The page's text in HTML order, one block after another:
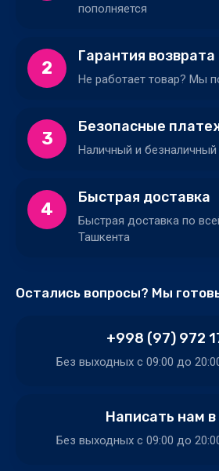
пополняется
2
Гарантия возврата
Не работает товар? Мы
3
Безопасные
Наличный и безналичный
4
Быстрая доставка
Быстрая доставка по
Ташкента
Остались вопросы? Мы
+998 (97) 972
Без выходных c 09:00 до
Написать нам в
Без выходных c 09:00 до